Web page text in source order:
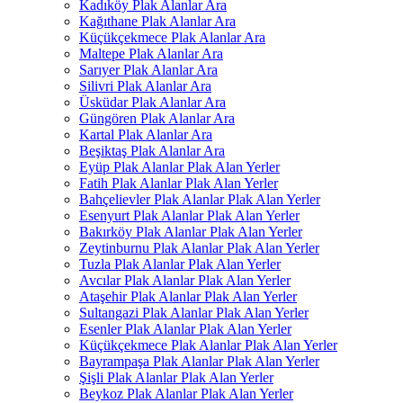
Kadıköy Plak Alanlar Ara
Kağıthane Plak Alanlar Ara
Küçükçekmece Plak Alanlar Ara
Maltepe Plak Alanlar Ara
Sarıyer Plak Alanlar Ara
Silivri Plak Alanlar Ara
Üsküdar Plak Alanlar Ara
Güngören Plak Alanlar Ara
Kartal Plak Alanlar Ara
Beşiktaş Plak Alanlar Ara
Eyüp Plak Alanlar Plak Alan Yerler
Fatih Plak Alanlar Plak Alan Yerler
Bahçelievler Plak Alanlar Plak Alan Yerler
Esenyurt Plak Alanlar Plak Alan Yerler
Bakırköy Plak Alanlar Plak Alan Yerler
Zeytinburnu Plak Alanlar Plak Alan Yerler
Tuzla Plak Alanlar Plak Alan Yerler
Avcılar Plak Alanlar Plak Alan Yerler
Ataşehir Plak Alanlar Plak Alan Yerler
Sultangazi Plak Alanlar Plak Alan Yerler
Esenler Plak Alanlar Plak Alan Yerler
Küçükçekmece Plak Alanlar Plak Alan Yerler
Bayrampaşa Plak Alanlar Plak Alan Yerler
Şişli Plak Alanlar Plak Alan Yerler
Beykoz Plak Alanlar Plak Alan Yerler